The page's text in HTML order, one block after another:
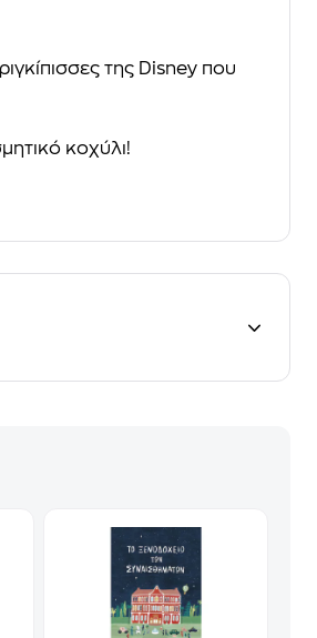
της Disney που
κοχύλι!